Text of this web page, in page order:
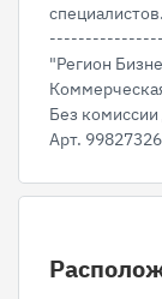
специалистов.
"Регион
Без комиссии
Арт. 99827326